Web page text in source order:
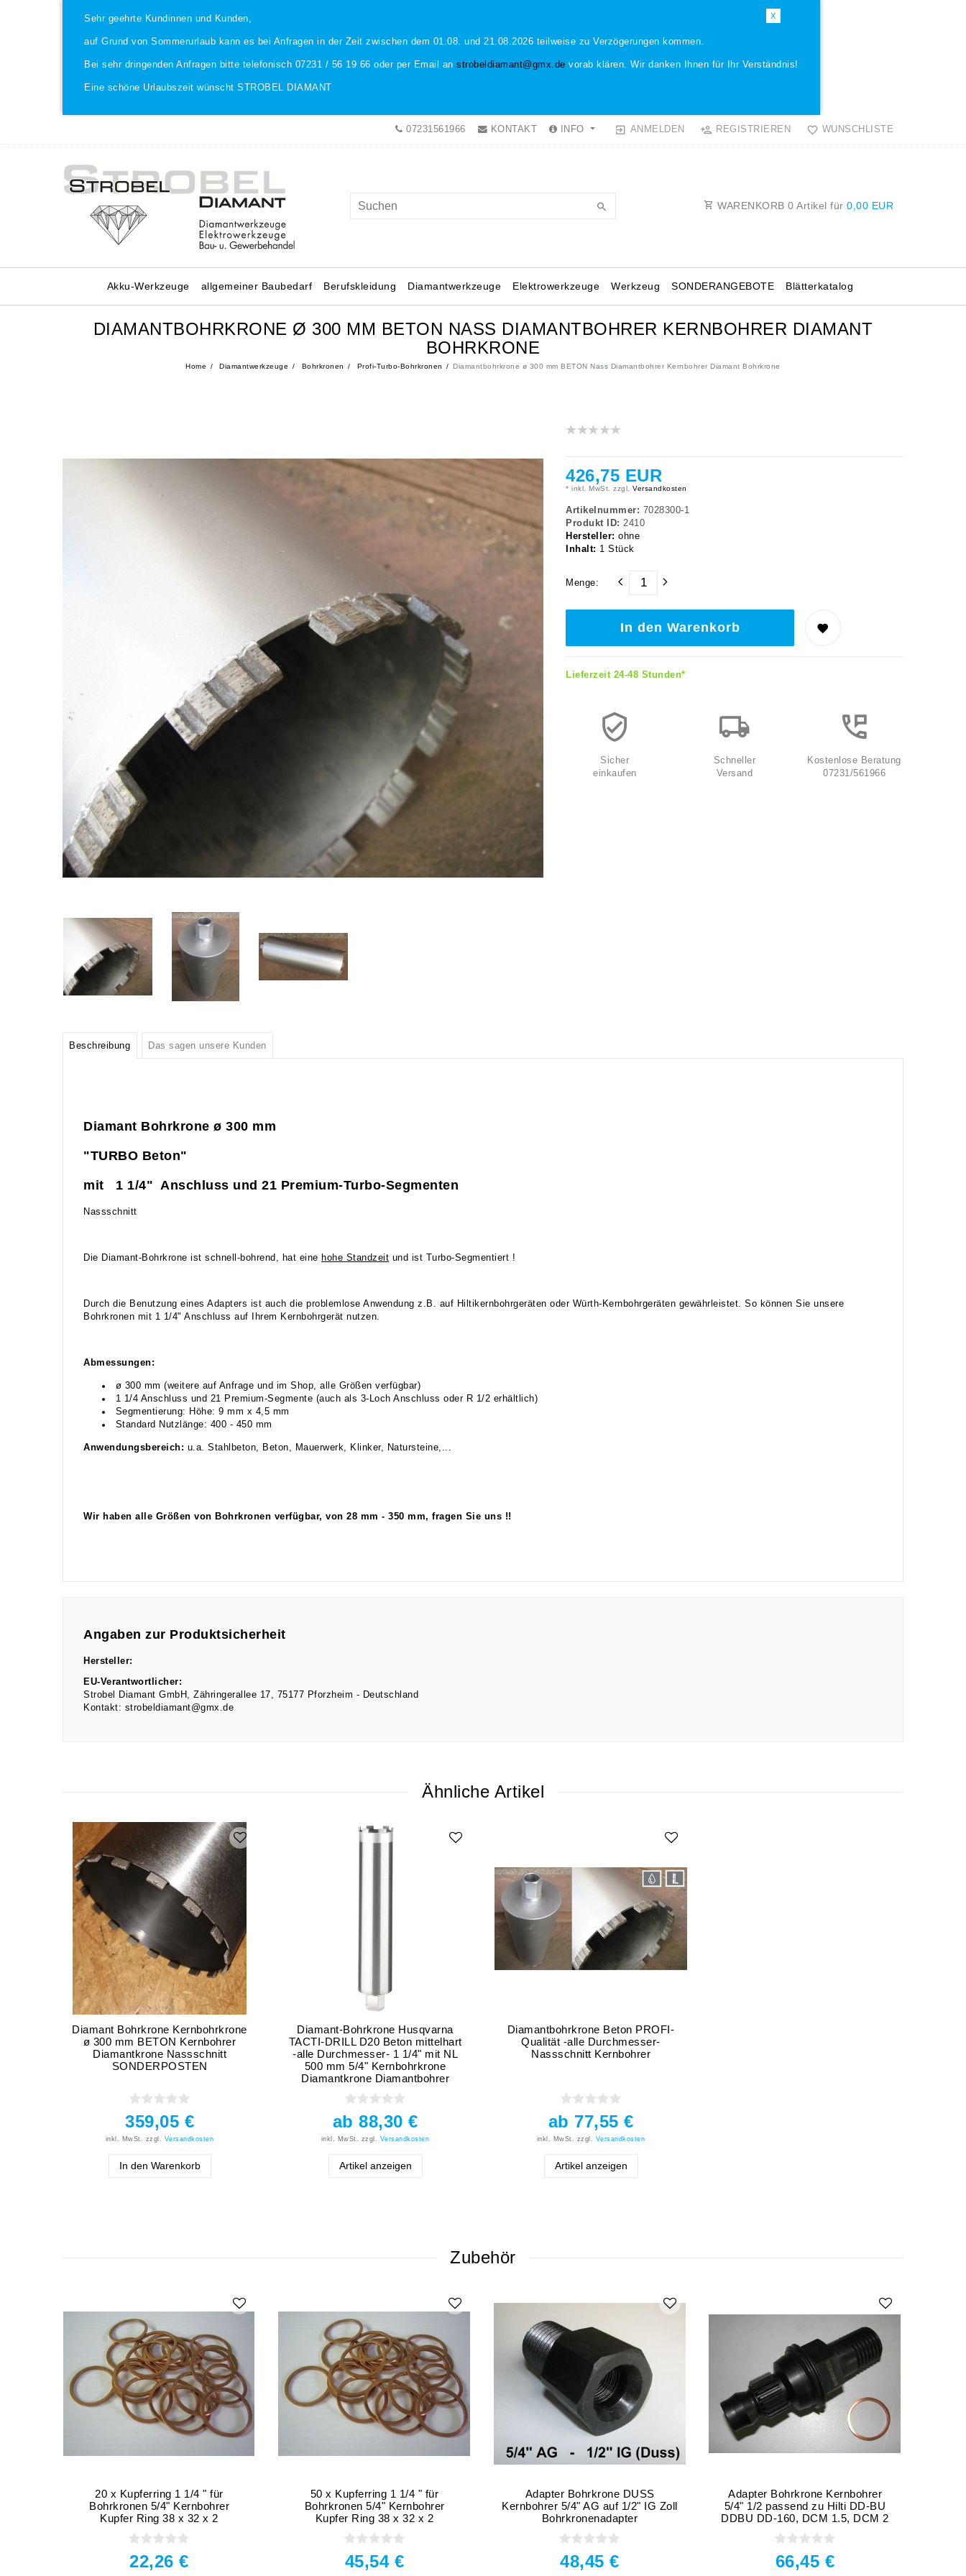
X
Sehr geehrte Kundinnen und Kunden,
auf Grund von Sommerurlaub kann es bei Anfragen in der Zeit zwischen dem 01.08. und 21.08.2026 teilweise zu Verzögerungen kommen.
Bei sehr dringenden Anfragen bitte telefonisch 07231 / 56 19 66 oder per Email an strobeldiamant@gmx.de vorab klären. Wir danken Ihnen für Ihr Verständnis!
Eine schöne Urlaubszeit wünscht STROBEL DIAMANT
07231561966 KONTAKT INFO ANMELDEN REGISTRIEREN WUNSCHLISTE
WARENKORB 0 Artikel für 0,00 EUR
Akku-Werkzeuge allgemeiner Baubedarf Berufskleidung Diamantwerkzeuge Elektrowerkzeuge Werkzeug Blätterkatalog
SONDERANGEBOTE
DIAMANTBOHRKRONE Ø 300 MM BETON NASS DIAMANTBOHRER KERNBOHRER DIAMANT
BOHRKRONE
Home Diamantwerkzeuge Bohrkronen Profi-Turbo-Bohrkronen Diamantbohrkrone ø 300 mm BETON Nass Diamantbohrer Kernbohrer Diamant Bohrkrone
426,75 EUR
* inkl. MwSt. zzgl. Versandkosten
Artikelnummer: 7028300-1
Produkt ID: 2410
Hersteller: ohne
Inhalt: 1 Stück
Menge:
In den Warenkorb
Lieferzeit 24-48 Stunden*
Sicher
einkaufen
Schneller
Versand
Kostenlose Beratung
07231/561966
Beschreibung Das sagen unsere Kunden
Diamant Bohrkrone ø 300 mm
"TURBO Beton"
mit 1 1/4" Anschluss und 21 Premium-Turbo-Segmenten
Nassschnitt
Die Diamant-Bohrkrone ist schnell-bohrend, hat eine hohe Standzeit und ist Turbo-Segmentiert !
Durch die Benutzung eines Adapters ist auch die problemlose Anwendung z.B. auf Hiltikernbohrgeräten oder Würth-Kernbohrgeräten gewährleistet. So können Sie unsere
Bohrkronen mit 1 1/4" Anschluss auf Ihrem Kernbohrgerät nutzen.
Abmessungen:
ø 300 mm (weitere auf Anfrage und im Shop, alle Größen verfügbar)
1 1/4 Anschluss und 21 Premium-Segmente (auch als 3-Loch Anschluss oder R 1/2 erhältlich)
Segmentierung: Höhe: 9 mm x 4,5 mm
Standard Nutzlänge: 400 - 450 mm
Anwendungsbereich: u.a. Stahlbeton, Beton, Mauerwerk, Klinker, Natursteine,...
Wir haben alle Größen von Bohrkronen verfügbar, von 28 mm - 350 mm, fragen Sie uns !!
Angaben zur Produktsicherheit
Hersteller:
EU-Verantwortlicher:
Strobel Diamant GmbH
Zähringerallee 17 75177 Pforzheim
Deutschland
Kontakt: strobeldiamant@gmx.de
Ähnliche Artikel
Diamant Bohrkrone Kernbohrkrone
ø 300 mm BETON Kernbohrer
Diamantkrone Nassschnitt
SONDERPOSTEN
359,05 €
inkl. MwSt. zzgl. Versandkosten
In den Warenkorb
Diamant-Bohrkrone Husqvarna
TACTI-DRILL D20 Beton mittelhart
-alle Durchmesser- 1 1/4" mit NL
500 mm 5/4" Kernbohrkrone
Diamantkrone Diamantbohrer
ab 88,30 €
inkl. MwSt. zzgl. Versandkosten
Artikel anzeigen
Diamantbohrkrone Beton PROFI-
Qualität -alle Durchmesser-
Nassschnitt Kernbohrer
ab 77,55 €
inkl. MwSt. zzgl. Versandkosten
Artikel anzeigen
Zubehör
20 x Kupferring 1 1/4 " für
Bohrkronen 5/4" Kernbohrer
Kupfer Ring 38 x 32 x 2
22,26 €
50 x Kupferring 1 1/4 " für
Bohrkronen 5/4" Kernbohrer
Kupfer Ring 38 x 32 x 2
45,54 €
Adapter Bohrkrone DUSS
Kernbohrer 5/4" AG auf 1/2" IG Zoll
Bohrkronenadapter
48,45 €
Adapter Bohrkrone Kernbohrer
5/4" 1/2 passend zu Hilti DD-BU
DDBU DD-160, DCM 1.5, DCM 2
66,45 €